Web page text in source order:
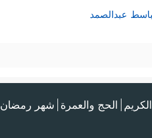
عبدالصمد
الحج والعمرة شهر رمضان